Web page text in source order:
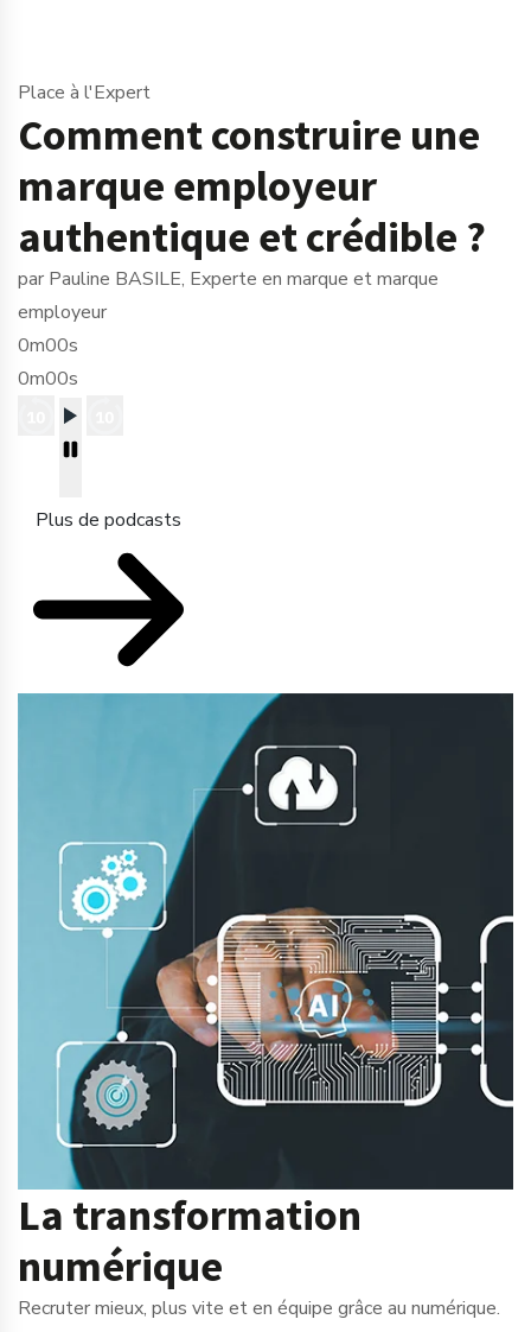
Place à l'Expert
Comment construire une
marque employeur
authentique et crédible ?
par Pauline BASILE, Experte en marque et marque
employeur
0m00s
0m00s
Plus de podcasts
La transformation
numérique
Recruter mieux, plus vite et en équipe grâce au numérique.